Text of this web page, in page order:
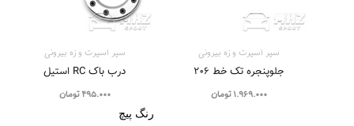
سپر اسپرت و زه بيرونی
جلوپنجره تک خط 206
1.969.000 تومان
سپر اسپرت و زه بيرونی
درب باک RC استیل
495.000 تومان
رنگ پیچ